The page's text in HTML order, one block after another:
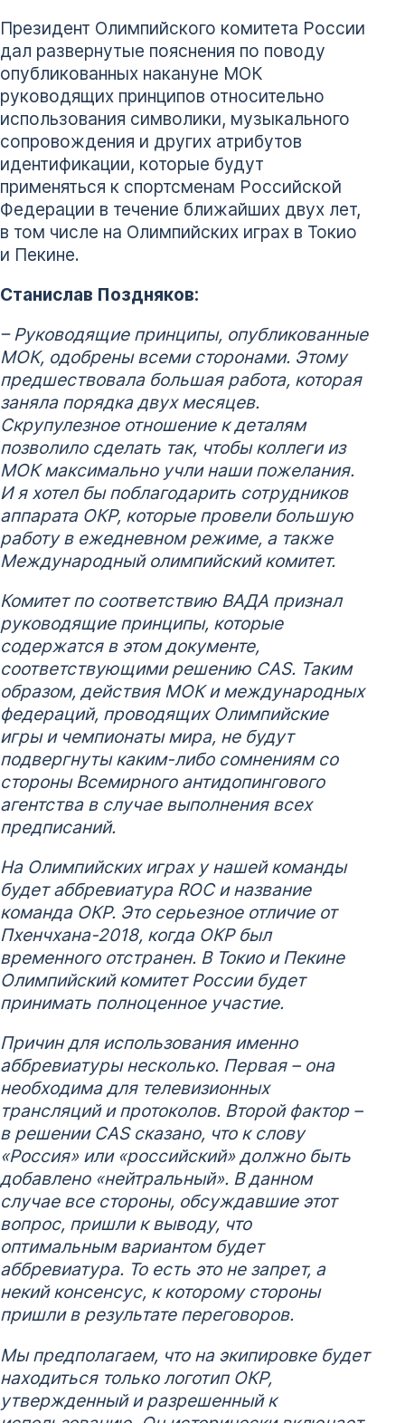
Президент Олимпийского комитета России
дал развернутые пояснения по поводу
опубликованных накануне МОК
руководящих принципов относительно
использования символики, музыкального
сопровождения и других атрибутов
идентификации, которые будут
применяться к спортсменам Российской
Федерации в течение ближайших двух лет,
в том числе на Олимпийских играх в Токио
и Пекине.
Станислав Поздняков:
– Руководящие принципы, опубликованные
МОК, одобрены всеми сторонами. Этому
предшествовала большая работа, которая
заняла порядка двух месяцев.
Скрупулезное отношение к деталям
позволило сделать так, чтобы коллеги из
МОК максимально учли наши пожелания.
И я хотел бы поблагодарить сотрудников
аппарата ОКР, которые провели большую
работу в ежедневном режиме, а также
Международный олимпийский комитет.
Комитет по соответствию ВАДА признал
руководящие принципы, которые
содержатся в этом документе,
соответствующими решению CAS. Таким
образом, действия МОК и международных
федераций, проводящих Олимпийские
игры и чемпионаты мира, не будут
подвергнуты каким-либо сомнениям со
стороны Всемирного антидопингового
агентства в случае выполнения всех
предписаний.
На Олимпийских играх у нашей команды
будет аббревиатура ROC и название
команда ОКР. Это серьезное отличие от
Пхенчхана-2018, когда ОКР был
временного отстранен. В Токио и Пекине
Олимпийский комитет России будет
принимать полноценное участие.
Причин для использования именно
аббревиатуры несколько. Первая – она
необходима для телевизионных
трансляций и протоколов. Второй фактор –
в решении CAS сказано, что к слову
«Россия» или «российский» должно быть
добавлено «нейтральный». В данном
случае все стороны, обсуждавшие этот
вопрос, пришли к выводу, что
оптимальным вариантом будет
аббревиатура. То есть это не запрет, а
некий консенсус, к которому стороны
пришли в результате переговоров.
Мы предполагаем, что на экипировке будет
находиться только логотип ОКР,
утвержденный и разрешенный к